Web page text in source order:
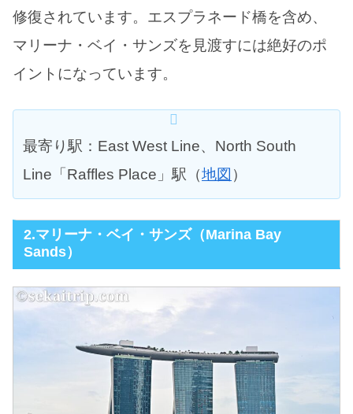
修復されています。エスプラネード橋を含め、
マリーナ・ベイ・サンズを見渡すには絶好のポ
イントになっています。
最寄り駅：East West Line、North South
Line「Raffles Place」駅（地図 ）
2.マリーナ・ベイ・サンズ（Marina Bay
Sands）